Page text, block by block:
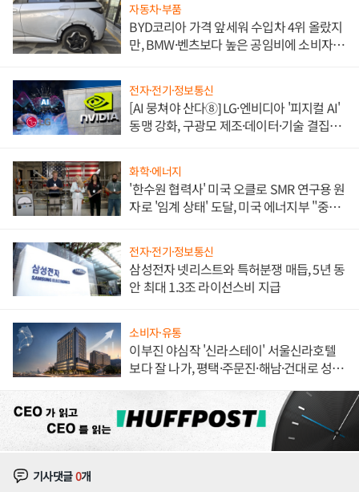
자동차·부품
BYD코리아 가격 앞세워 수입차 4위 올랐지
만, BMW·벤츠보다 높은 공임비에 소비자
전자·전기·정보통신
[AI 뭉쳐야 산다⑧] LG·엔비디아 '피지컬 AI'
동맹 강화, 구광모 제조·데이터·기술 결집
화학·에너지
'한수원 협력사' 미국 오클로 SMR 연구용 원
자로 '임계 상태' 도달, 미국 에너지부 "중요
전자·전기·정보통신
삼성전자 넷리스트와 특허분쟁 매듭, 5년 동
안 최대 1.3조 라이선스비 지급
소비자·유통
이부진 야심작 '신라스테이' 서울신라호텔
보다 잘 나가, 평택·주문진·해남·건대로 성
기사댓글0개